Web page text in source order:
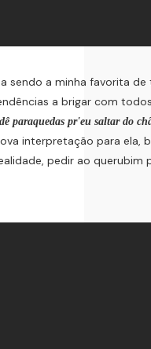
sendo a minha favorita
a brigar com
paraquedas pr'eu saltar do
interpretação para ela,
pedir ao querubim